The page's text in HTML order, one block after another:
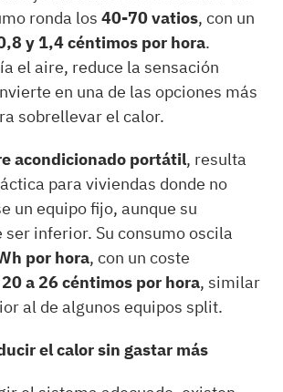
ronda los 40-70 vatios, con un
y 1,4 céntimos por hora.
el aire, reduce la sensación
en una de las opciones más
sobrellevar el calor.
acondicionado portátil, resulta
para viviendas donde no
un equipo fijo, aunque su
inferior. Su consumo oscila
por hora, con un coste
20 a 26 céntimos por hora, similar
al de algunos equipos split.
el calor sin gastar más